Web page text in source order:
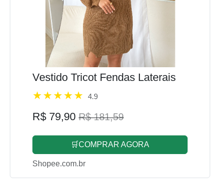
Vestido Tricot Fendas Laterais
4.9
R$ 79,90 R$ 181,59
🛒COMPRAR AGORA
Shopee.com.br